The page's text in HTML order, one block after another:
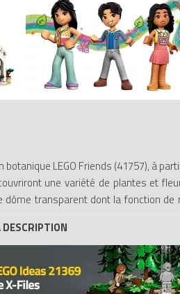
LEGO Friends (41757), à
une variété de plantes et
transparent dont la fonction
modèle saisissant avant de